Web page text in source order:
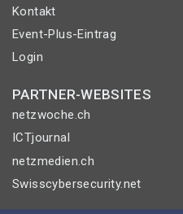
Kontakt
Event-Plus-Eintrag
Login
PARTNER-WEBSITES
netzwoche.ch
ICTjournal
netzmedien.ch
Swisscybersecurity.net